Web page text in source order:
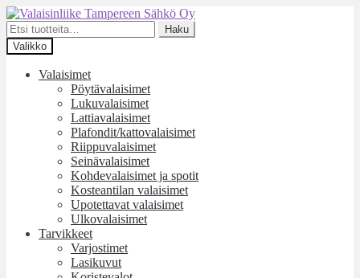
Siirry
navigointiin
Siirry
sisältöön
Etsi:
Haku
Valikko
Valaisimet
Pöytävalaisimet
Lukuvalaisimet
Lattiavalaisimet
Plafondit/kattovalaisimet
Riippuvalaisimet
Seinävalaisimet
Kohdevalaisimet ja spotit
Kosteantilan valaisimet
Upotettavat valaisimet
Ulkovalaisimet
Tarvikkeet
Varjostimet
Lasikuvut